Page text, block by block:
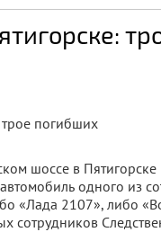
шоссе в
одного из
«Лада 2107», либо
сотрудников